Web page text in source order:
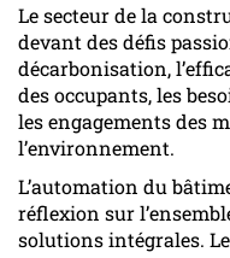
Le secteur de la
devant des défis
décarbonisation,
des occupants, les
les engagements des
l’environnement.
L’automation du
réflexion sur
solutions intégrales.